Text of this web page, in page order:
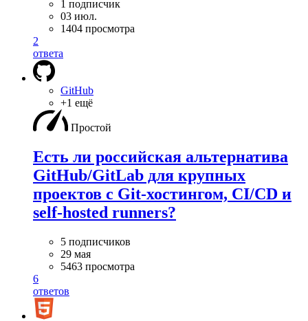
1 подписчик
03 июл.
1404 просмотра
2
ответа
GitHub
+1 ещё
Простой
Есть ли российская альтернатива
GitHub/GitLab для крупных
проектов с Git-хостингом, CI/CD и
self-hosted runners?
5 подписчиков
29 мая
5463 просмотра
6
ответов